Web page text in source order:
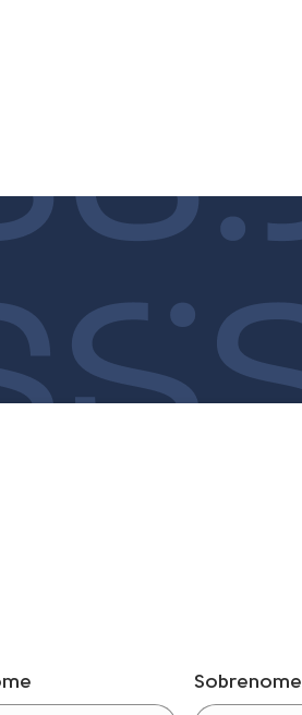
Sobrenome